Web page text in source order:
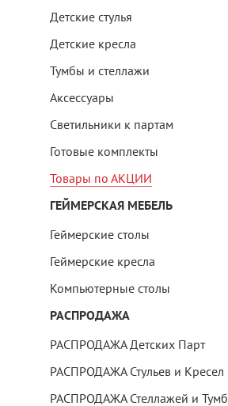
Детские стулья
Детские кресла
Тумбы и стеллажи
Аксессуары
Светильники к партам
Готовые комплекты
Товары по АКЦИИ
ГЕЙМЕРСКАЯ МЕБЕЛЬ
Геймерские столы
Геймерские кресла
Компьютерные столы
РАСПРОДАЖА
РАСПРОДАЖА Детских Парт
РАСПРОДАЖА Стульев и Кресел
РАСПРОДАЖА Стеллажей и Тумб